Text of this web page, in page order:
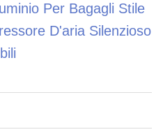
Per Bagagli Stile
D'aria Silenzioso